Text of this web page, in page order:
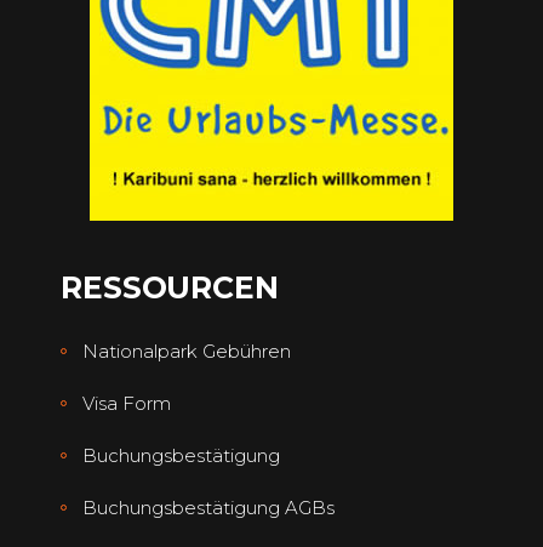
RESSOURCEN
Nationalpark Gebühren
Visa Form
Buchungsbestätigung
Buchungsbestätigung AGBs